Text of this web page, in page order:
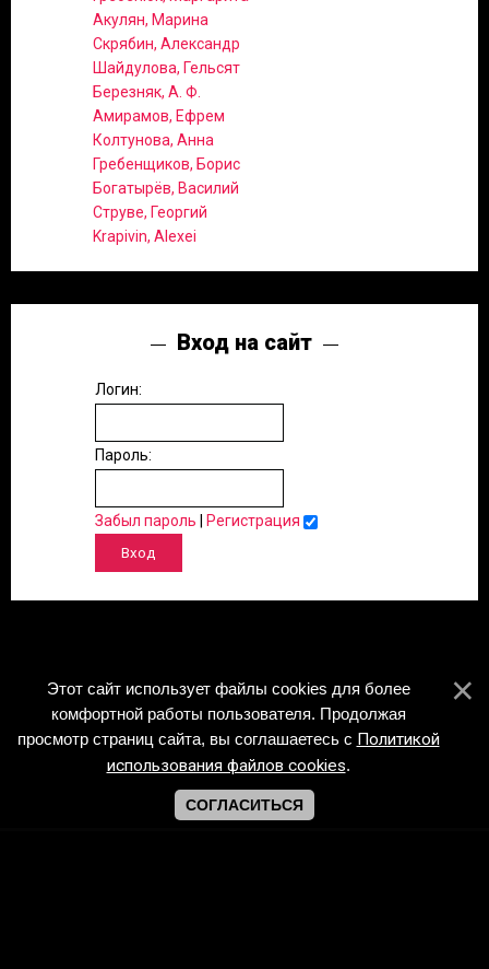
Акулян, Марина
Скрябин, Александр
Шайдулова, Гельсят
Березняк, А. Ф.
Амирамов, Ефрем
Колтунова, Анна
Гребенщиков, Борис
Богатырёв, Василий
Струве, Георгий
Krapivin, Alexei
Вход на сайт
Логин:
Пароль:
Забыл пароль Регистрация
Этот сайт использует файлы cookies для более
комфортной работы пользователя. Продолжая
просмотр страниц сайта, вы соглашаетесь с Политикой
использования файлов cookies.
СОГЛАСИТЬСЯ